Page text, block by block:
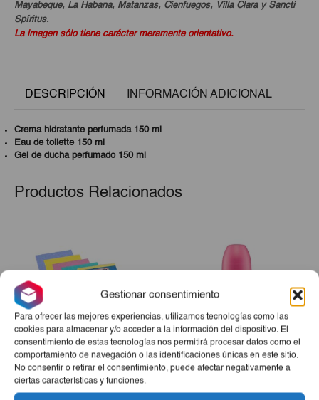
Gestionar consentimiento
Para ofrecer las mejores experiencias, utilizamos tecnologías como las
cookies para almacenar y/o acceder a la información del dispositivo. El
consentimiento de estas tecnologías nos permitirá procesar datos como el
comportamiento de navegación o las identificaciones únicas en este sitio.
No consentir o retirar el consentimiento, puede afectar negativamente a
ciertas características y funciones.
Mayabeque, La Habana, Matanzas, Cienfuegos, Villa Clara y Sancti
Spíritus.
La imagen sólo tiene carácter meramente orientativo.
DESCRIPCIÓN INFORMACIÓN ADICIONAL
Crema hidratante perfumada 150 ml
Eau de toilette 150 ml
Gel de ducha perfumado 150 ml
Productos Relacionados
Bayetas Multiusos 6 Ud
Desodorante Rosa